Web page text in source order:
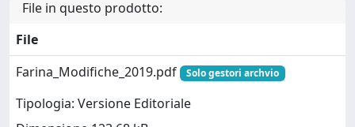
File in questo prodotto:
File
Farina_Modifiche_2019.pdf
Solo gestori archvio
Tipologia: Versione Editoriale